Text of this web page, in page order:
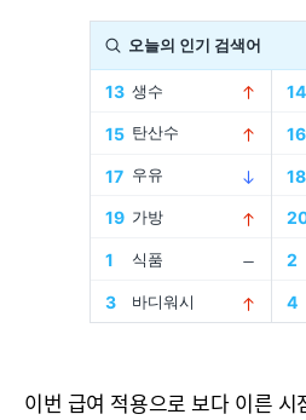
이번 급여 적용으로 보다 이른